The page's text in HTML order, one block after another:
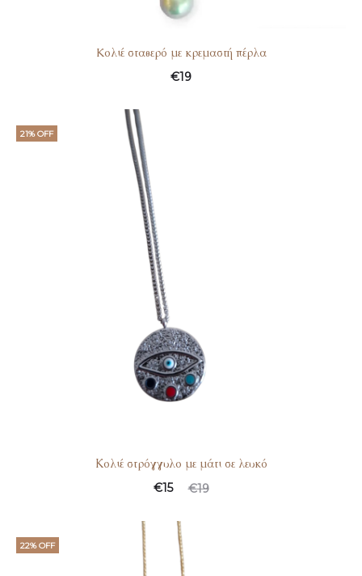
Kολιέ σταθερό με κρεμαστή πέρλα
€19
21% OFF
Κολιέ στρόγγυλο με μάτι σε λευκό
€19
€15
22% OFF